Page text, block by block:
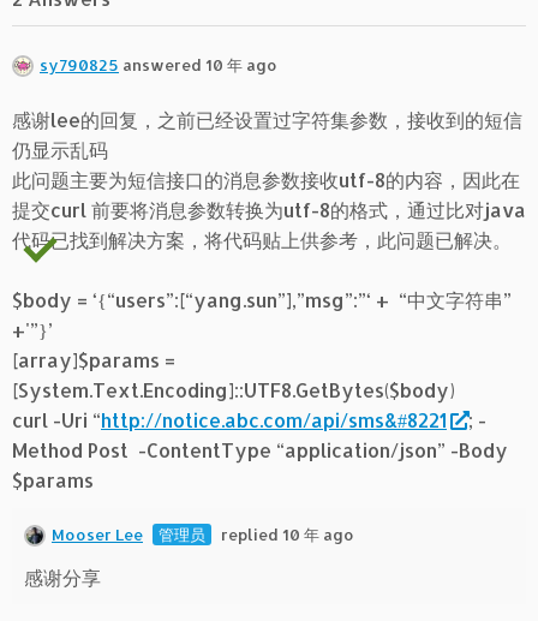
sy790825 answered 10 年 ago
感谢lee的回复，之前已经设置过字符集参数，接收到的短信
仍显示乱码
此问题主要为短信接口的消息参数接收utf-8的内容，因此在
提交curl 前要将消息参数转换为utf-8的格式，通过比对java
代码已找到解决方案，将代码贴上供参考，此问题已解决。
$body = ‘{“users”:[“yang.sun”],”msg”:”‘ + “中文字符串”
+'”}’
[array]$params =
[System.Text.Encoding]::UTF8.GetBytes($body)
curl -Uri “http://notice.abc.com/api/sms&#8221
; -
Method Post -ContentType “application/json” -Body
$params
Mooser Lee 管理员 replied 10 年 ago
感谢分享